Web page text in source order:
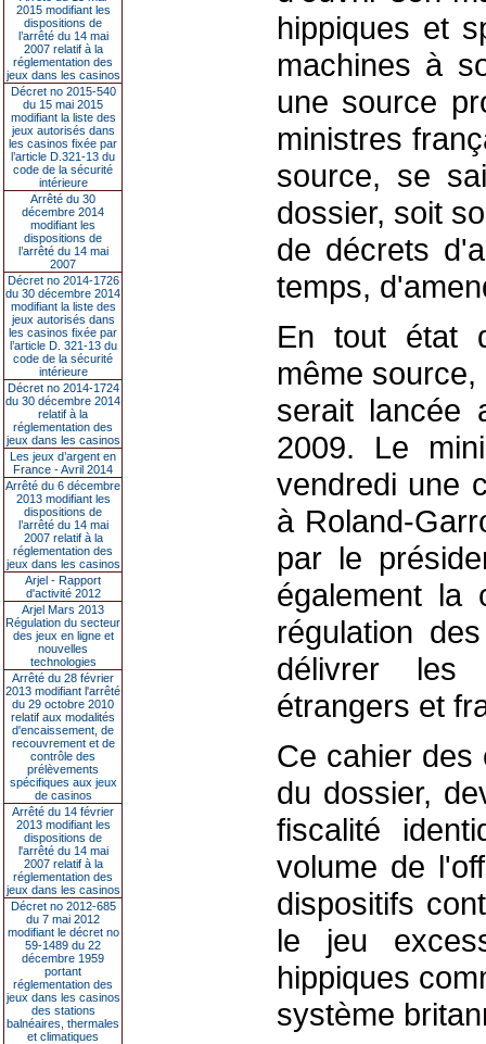
2015 modifiant les
dispositions de
l’arrêté du 14 mai
2007 relatif à la
réglementation des
jeux dans les casinos
Décret no 2015-540
du 15 mai 2015
modifiant la liste des
jeux autorisés dans
les casinos fixée par
l’article D.321-13 du
code de la sécurité
intérieure
Arrêté du 30
décembre 2014
modifiant les
dispositions de
l’arrêté du 14 mai
2007
Décret no 2014-1726
du 30 décembre 2014
modifiant la liste des
jeux autorisés dans
les casinos fixée par
l’article D. 321-13 du
code de la sécurité
intérieure
Décret no 2014-1724
du 30 décembre 2014
relatif à la
réglementation des
jeux dans les casinos
Les jeux d’argent en
France - Avril 2014
Arrêté du 6 décembre
2013 modifiant les
dispositions de
l’arrêté du 14 mai
2007 relatif à la
réglementation des
jeux dans les casinos
Arjel - Rapport
d'activité 2012
Arjel Mars 2013
Régulation du secteur
des jeux en ligne et
nouvelles
technologies
Arrêté du 28 février
2013 modifiant l'arrêté
du 29 octobre 2010
relatif aux modalités
d'encaissement, de
recouvrement et de
contrôle des
prélèvements
spécifiques aux jeux
de casinos
Arrêté du 14 février
2013 modifiant les
dispositions de
l'arrêté du 14 mai
2007 relatif à la
réglementation des
jeux dans les casinos
Décret no 2012-685
du 7 mai 2012
modifiant le décret no
59-1489 du 22
décembre 1959
portant
réglementation des
jeux dans les casinos
des stations
balnéaires, thermales
et climatiques
hippiques et
machines à
une source
ministres
source, se
dossier, soit
de décrets
temps,
En tout état
même
serait lancée
2009. Le
vendredi une
à Roland-
par le
également la
régulation
délivrer les
étrangers et
Ce cahier des
du dossier,
fiscalité
volume de
dispositifs
le jeu
hippiques
système